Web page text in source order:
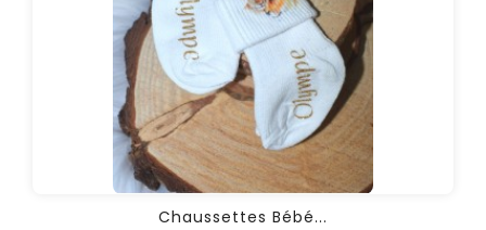
Chaussettes Bébé...